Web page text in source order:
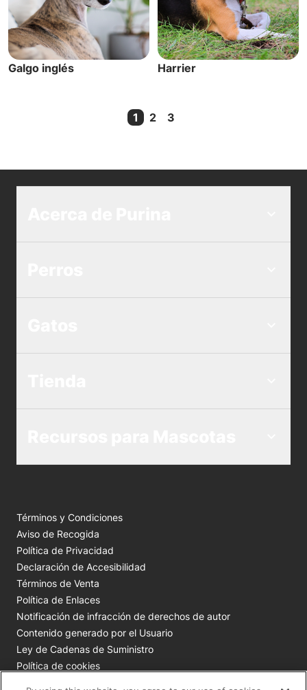
Galgo inglés Harrier
1
Current Page
2 3
Términos y Condiciones
Aviso de Recogida
Política de Privacidad
Declaración de Accesibilidad
Términos de Venta
Política de Enlaces
Notificación de infracción de derechos de autor
Contenido generado por el Usuario
Ley de Cadenas de Suministro
Política de cookies